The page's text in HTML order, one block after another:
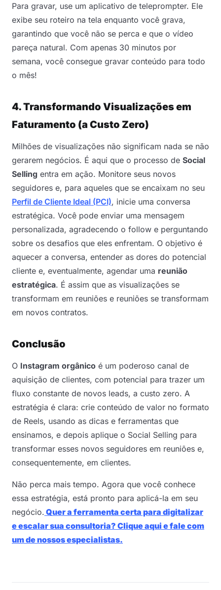
Para gravar, use um aplicativo de teleprompter. Ele
exibe seu roteiro na tela enquanto você grava,
garantindo que você não se perca e que o vídeo
pareça natural. Com apenas 30 minutos por
semana, você consegue gravar conteúdo para todo
o mês!
4. Transformando Visualizações em
Faturamento (a Custo Zero)
Milhões de visualizações não significam nada se não
gerarem negócios. É aqui que o processo de Social
Selling entra em ação. Monitore seus novos
seguidores e, para aqueles que se encaixam no seu
Perfil de Cliente Ideal (PCI), inicie uma conversa
estratégica. Você pode enviar uma mensagem
personalizada, agradecendo o follow e perguntando
sobre os desafios que eles enfrentam. O objetivo é
aquecer a conversa, entender as dores do potencial
cliente e, eventualmente, agendar uma reunião
estratégica. É assim que as visualizações se
transformam em reuniões e reuniões se transformam
em novos contratos.
Conclusão
O Instagram orgânico é um poderoso canal de
aquisição de clientes, com potencial para trazer um
fluxo constante de novos leads, a custo zero. A
estratégia é clara: crie conteúdo de valor no formato
de Reels, usando as dicas e ferramentas que
ensinamos, e depois aplique o Social Selling para
transformar esses novos seguidores em reuniões e,
consequentemente, em clientes.
Não perca mais tempo. Agora que você conhece
essa estratégia, está pronto para aplicá-la em seu
negócio. Quer a ferramenta certa para digitalizar
e escalar sua consultoria? Clique aqui e fale com
um de nossos especialistas.